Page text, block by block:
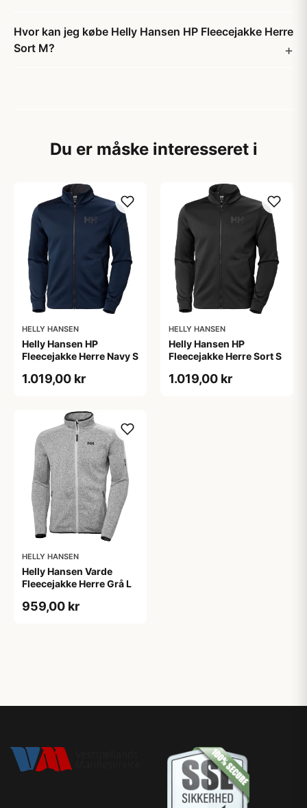
Hvor kan jeg købe Helly Hansen HP Fleecejakke Herre
Sort M?
Du er måske interesseret i
HELLY HANSEN
Helly Hansen HP
Fleecejakke Herre Navy S
1.019,00 kr
HELLY HANSEN
Helly Hansen HP
Fleecejakke Herre Sort S
1.019,00 kr
HELLY HANSEN
Helly Hansen Varde
Fleecejakke Herre Grå L
959,00 kr